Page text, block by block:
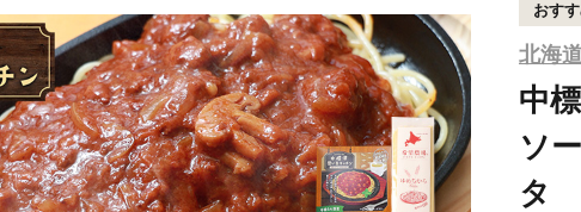
おす
北海
中
ソ
タ